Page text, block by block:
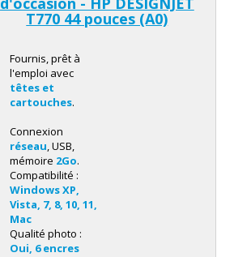
T770 44 pouces (A0)
Fournis, prêt à
l'emploi avec
têtes et
cartouches.
Connexion
réseau, USB,
mémoire 2Go.
Compatibilité :
Windows XP,
Vista, 7, 8, 10, 11,
Mac
Qualité photo :
Oui, 6 encres